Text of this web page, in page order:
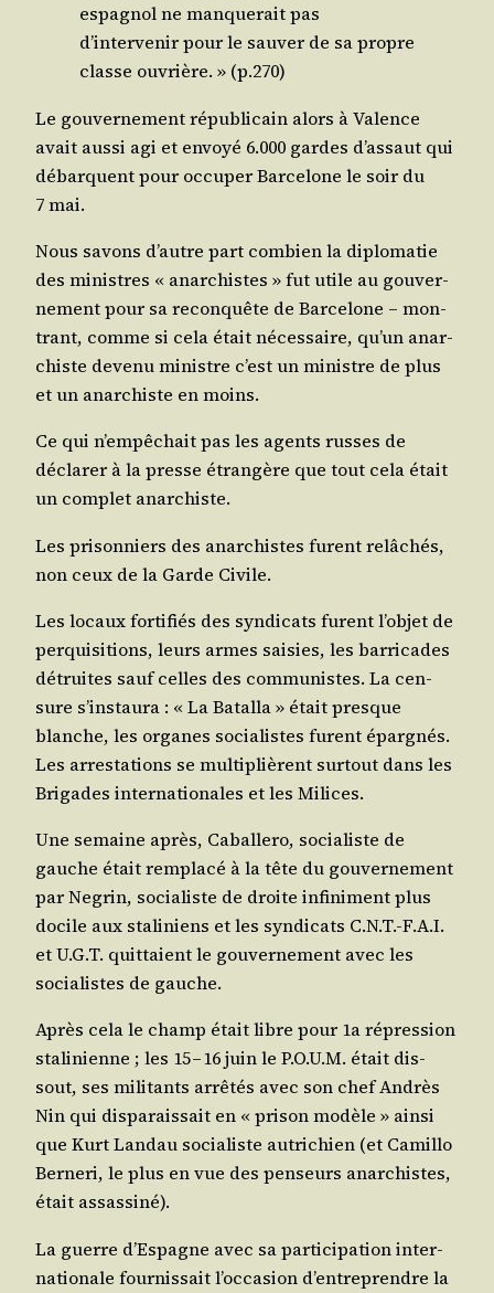
espa­gnol ne man­que­rait pas
d’intervenir pour le sau­ver de sa propre
classe ouvrière. » (p.270)
Le gou­ver­ne­ment répu­bli­cain alors à Valence
avait aus­si agi et envoyé 6.000 gardes d’assaut qui
débarquent pour occu­per Bar­ce­lone le soir du
7 mai.
Nous savons d’autre part com­bien la diplo­ma­tie
des ministres « anar­chistes » fut utile au gou­ver­
ne­ment pour sa recon­quête de Bar­ce­lone – mon­
trant, comme si cela était néces­saire, qu’un anar­
chiste deve­nu ministre c’est un ministre de plus
et un anar­chiste en moins.
Ce qui n’empêchait pas les agents russes de
décla­rer à la presse étran­gère que tout cela était
un com­plet anarchiste.
Les pri­son­niers des anar­chistes furent relâ­chés,
non ceux de la Garde Civile.
Les locaux for­ti­fiés des syn­di­cats furent l’objet de
per­qui­si­tions, leurs armes sai­sies, les bar­ri­cades
détruites sauf celles des com­mu­nistes. La cen­
sure s’instaura : « La Batal­la » était presque
blanche, les organes socia­listes furent épar­gnés.
Les arres­ta­tions se mul­ti­plièrent sur­tout dans les
Bri­gades inter­na­tio­nales et les Milices.
Une semaine après, Cabal­le­ro, socia­liste de
gauche était rem­pla­cé à la tête du gou­ver­ne­ment
par Negrin, socia­liste de droite infi­ni­ment plus
docile aux sta­li­niens et les syn­di­cats C.N.T.-F.A.I.
et U.G.T. quit­taient le gou­ver­ne­ment avec les
socia­listes de gauche.
Après cela le champ était libre pour 1a répres­sion
sta­li­nienne ; les 15 – 16 juin le P.O.U.M. était dis­
sout, ses mili­tants arrê­tés avec son chef Andrès
Nin qui dis­pa­rais­sait en « pri­son modèle » ain­si
que Kurt Lan­dau socia­liste autri­chien (et Camil­lo
Ber­ne­ri, le plus en vue des pen­seurs anar­chistes,
était assassiné).
La guerre d’Espagne avec sa par­ti­ci­pa­tion inter­
na­tio­nale four­nis­sait l’occasion d’entreprendre la